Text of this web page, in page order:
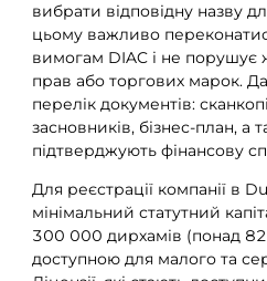
вибрати відповідну назву
цьому важливо
вимогам DIAC і не порушує
прав або торгових марок.
перелік документів:
засновників, бізнес-план, а
підтверджують фінансову
Для реєстрації компанії в
мінімальний статутний
300 000 дирхамів (понад 82
доступною для малого та